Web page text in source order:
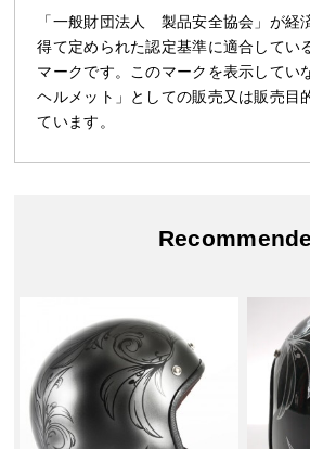
「一般財団法人 製品安全協会」が経
得て定められた認定基準に適合してい
マークです。このマークを表示してい
ヘルメット」としての販売又は販売目
ています。